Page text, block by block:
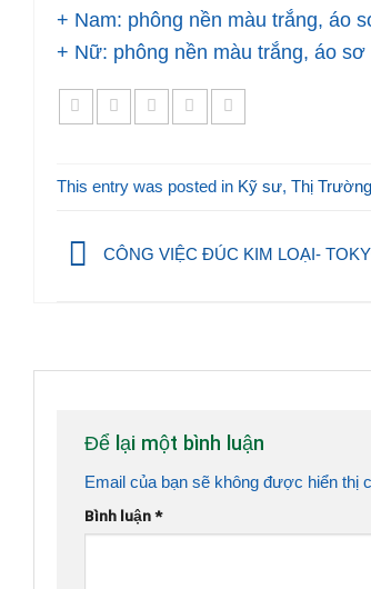
+ Nam: phông nền màu trắng, áo
+ Nữ: phông nền màu trắng, áo
This entry was posted in Kỹ sư, Thị
CÔNG VIỆC ĐÚC KIM LOẠI-
Để lại một bình luận
Email của bạn sẽ không được hiển thị
Bình luận*